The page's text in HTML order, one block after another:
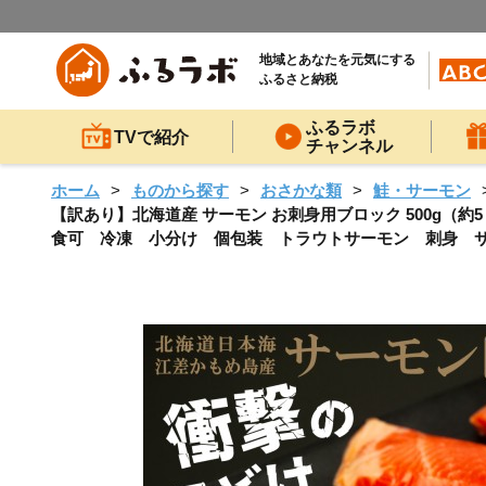
地域とあなたを元気にする
ふるさと納税
TVで紹介
ふるラボ
チャンネル
ホーム ものから探す おさかな類
鮭・サーモン
【訳あり】北海道産 サーモン お刺身用ブロック 500g
食可 冷凍 小分け 個包装 トラウトサーモン 刺身